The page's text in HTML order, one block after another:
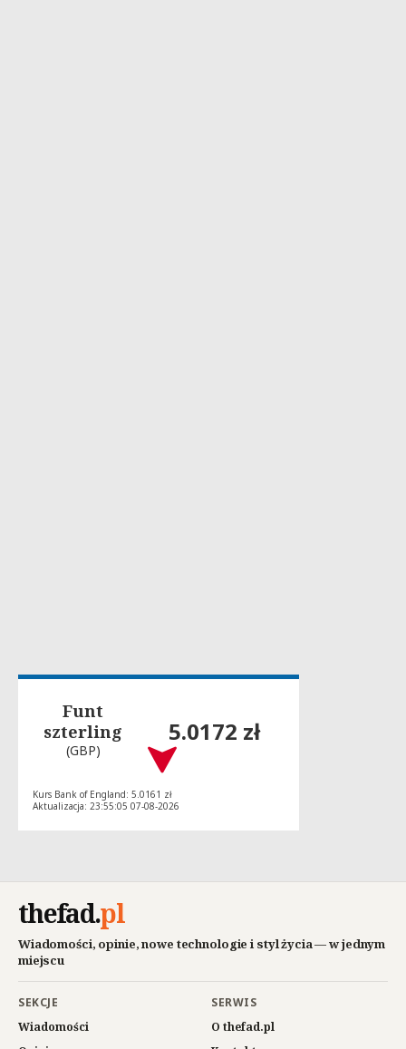
Funt
szterling
(GBP)
5.0172 zł
Kurs Bank of England: 5.0161 zł
Aktualizacja: 23:55:05 07-08-2026
thefad.pl
Wiadomości, opinie, nowe technologie i styl życia — w jednym
miejscu
SEKCJE
Wiadomości
SERWIS
O thefad.pl